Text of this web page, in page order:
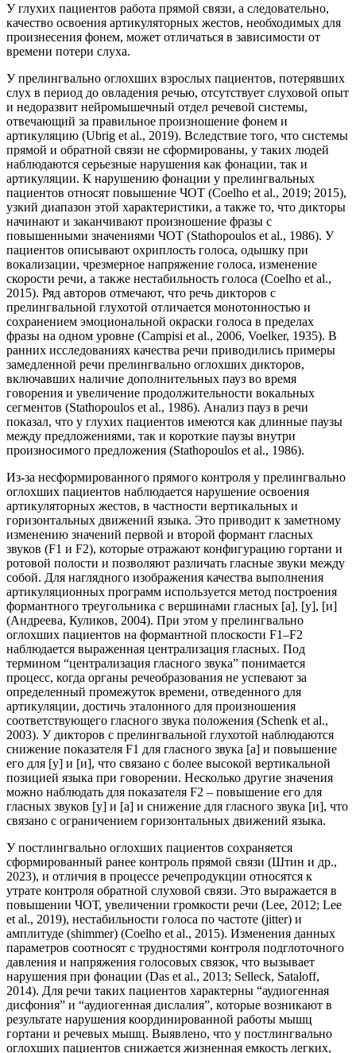
У глухих пациентов работа прямой связи, а следовательно,
качество освоения артикуляторных жестов, необходимых для
произнесения фонем, может отличаться в зависимости от
времени потери слуха.
У прелингвально оглохших взрослых пациентов, потерявших
слух в период до овладения речью, отсутствует слуховой опыт
и недоразвит нейромышечный отдел речевой системы,
отвечающий за правильное произношение фонем и
артикуляцию (Ubrig et al., 2019). Вследствие того, что системы
прямой и обратной связи не сформированы, у таких людей
наблюдаются серьезные нарушения как фонации, так и
артикуляции. К нарушению фонации у прелингвальных
пациентов относят повышение ЧОТ (Coelho et al., 2019; 2015),
узкий диапазон этой характеристики, а также то, что дикторы
начинают и заканчивают произношение фразы с
повышенными значениями ЧОТ (Stathopoulos et al., 1986). У
пациентов описывают охриплость голоса, одышку при
вокализации, чрезмерное напряжение голоса, изменение
скорости речи, а также нестабильность голоса (Coelho et al.,
2015). Ряд авторов отмечают, что речь дикторов с
прелингвальной глухотой отличается монотонностью и
сохранением эмоциональной окраски голоса в пределах
фразы на одном уровне (Campisi et al., 2006, Voelker, 1935). В
ранних исследованиях качества речи приводились примеры
замедленной речи прелингвально оглохших дикторов,
включавших наличие дополнительных пауз во время
говорения и увеличение продолжительности вокальных
сегментов (Stathopoulos et al., 1986). Анализ пауз в речи
показал, что у глухих пациентов имеются как длинные паузы
между предложениями, так и короткие паузы внутри
произносимого предложения (Stathopoulos et al., 1986).
Из-за несформированного прямого контроля у прелингвально
оглохших пациентов наблюдается нарушение освоения
артикуляторных жестов, в частности вертикальных и
горизонтальных движений языка. Это приводит к заметному
изменению значений первой и второй формант гласных
звуков (F1 и F2), которые отражают конфигурацию гортани и
ротовой полости и позволяют различать гласные звуки между
собой. Для наглядного изображения качества выполнения
артикуляционных программ используется метод построения
формантного треугольника с вершинами гласных [а], [у], [и]
(Андреева, Куликов, 2004). При этом у прелингвально
оглохших пациентов на формантной плоскости F1–F2
наблюдается выраженная централизация гласных. Под
термином “централизация гласного звука” понимается
процесс, когда органы речеобразования не успевают за
определенный промежуток времени, отведенного для
артикуляции, достичь эталонного для произношения
соответствующего гласного звука положения (Schenk et al.,
2003). У дикторов с прелингвальной глухотой наблюдаются
снижение показателя F1 для гласного звука [а] и повышение
его для [у] и [и], что связано с более высокой вертикальной
позицией языка при говорении. Несколько другие значения
можно наблюдать для показателя F2 – повышение его для
гласных звуков [у] и [а] и снижение для гласного звука [и], что
связано с ограничением горизонтальных движений языка.
У постлингвально оглохших пациентов сохраняется
сформированный ранее контроль прямой связи (Штин и др.,
2023), и отличия в процессе речепродукции относятся к
утрате контроля обратной слуховой связи. Это выражается в
повышении ЧОТ, увеличении громкости речи (Lee, 2012; Lee
et al., 2019), нестабильности голоса по частоте (jitter) и
амплитуде (shimmer) (Coelho et al., 2015). Изменения данных
параметров соотносят с трудностями контроля подглоточного
давления и напряжения голосовых связок, что вызывает
нарушения при фонации (Das et al., 2013; Selleck, Sataloff,
2014). Для речи таких пациентов характерны “аудиогенная
дисфония” и “аудиогенная дислалия”, которые возникают в
результате нарушения координированной работы мышц
гортани и речевых мышц. Выявлено, что у постлингвально
оглохших пациентов снижается жизненная емкость легких,